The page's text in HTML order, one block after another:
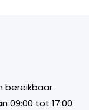
bereikbaar
09:00 tot 17:00